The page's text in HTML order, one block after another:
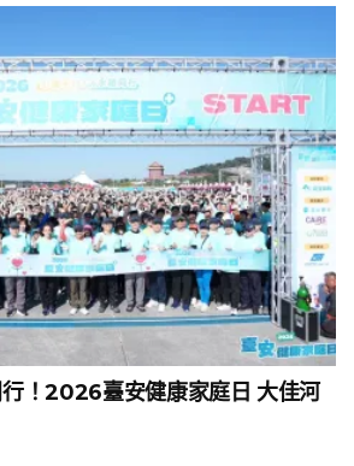
！2026臺安健康家庭日 大佳河